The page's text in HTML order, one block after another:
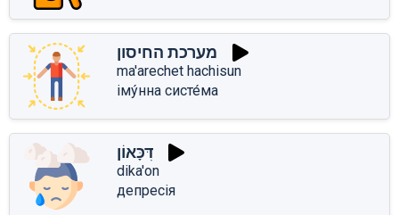
מערכת החיסון
ma'arechet hachisun
іму́нна систе́ма
דִּכָּאוֹן
dika'on
депресія